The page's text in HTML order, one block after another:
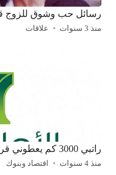
رسائل حب وشوق للزوج قويه 2024 أجمل رسائل
منذ 3 سنوات علاقات
راتبي 3000 كم يعطوني قرض بنك الأهلي
منذ 4 سنوات اقتصاد وبنوك